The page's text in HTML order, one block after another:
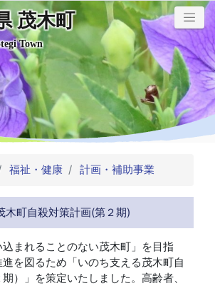
スキップ
茂木町
Town
福祉・健康 計画・補助事業
木町自殺対策計画(第２期)
込まれることのない茂木町」を目指
を図るため「いのち支える茂木町自
）」を策定いたしました。高齢者、